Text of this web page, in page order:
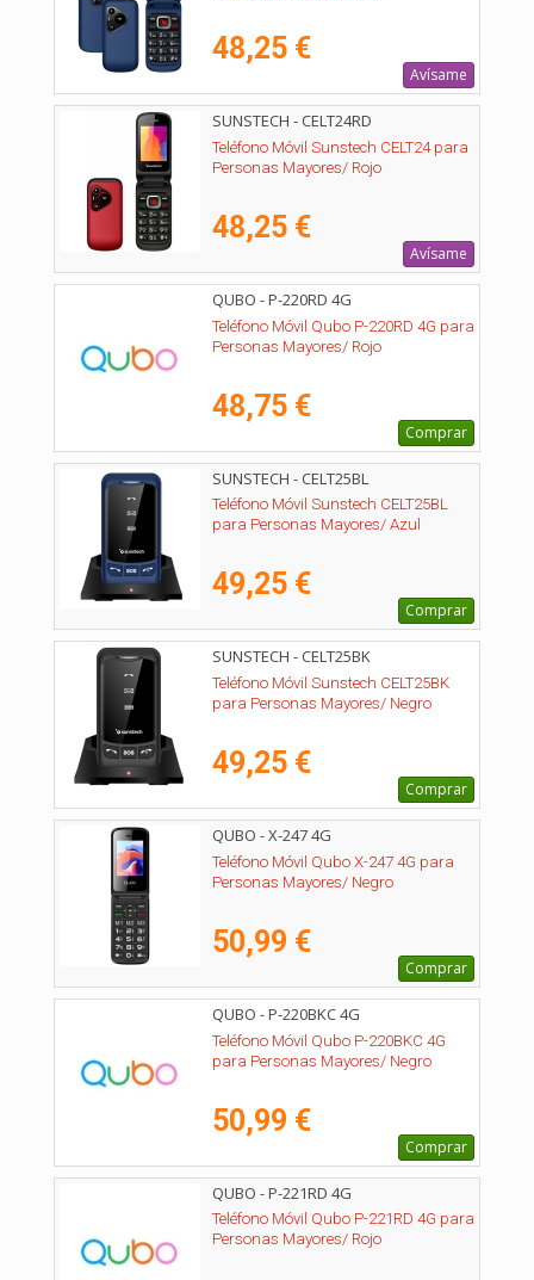
48,25 €
Avísame
SUNSTECH - CELT24RD
Teléfono Móvil Sunstech CELT24 para
Personas Mayores/ Rojo
48,25 €
Avísame
QUBO - P-220RD 4G
Teléfono Móvil Qubo P-220RD 4G para
Personas Mayores/ Rojo
48,75 €
Comprar
SUNSTECH - CELT25BL
Teléfono Móvil Sunstech CELT25BL
para Personas Mayores/ Azul
49,25 €
Comprar
SUNSTECH - CELT25BK
Teléfono Móvil Sunstech CELT25BK
para Personas Mayores/ Negro
49,25 €
Comprar
QUBO - X-247 4G
Teléfono Móvil Qubo X-247 4G para
Personas Mayores/ Negro
50,99 €
Comprar
QUBO - P-220BKC 4G
Teléfono Móvil Qubo P-220BKC 4G
para Personas Mayores/ Negro
50,99 €
Comprar
QUBO - P-221RD 4G
Teléfono Móvil Qubo P-221RD 4G para
Personas Mayores/ Rojo